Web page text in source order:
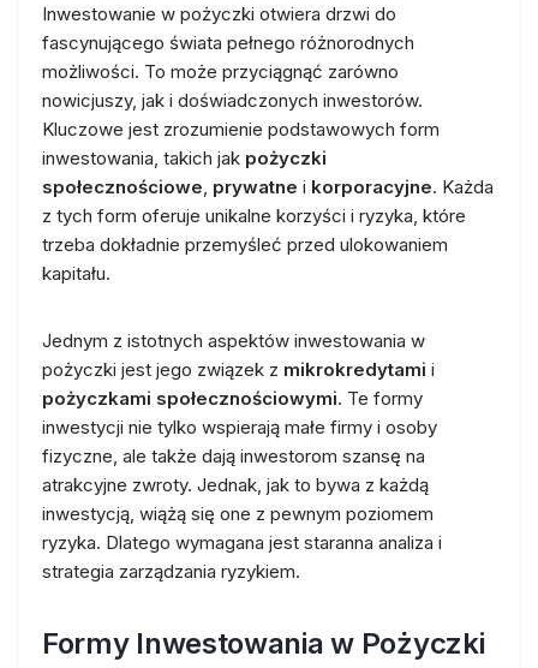
Inwestowanie w pożyczki otwiera drzwi do
fascynującego świata pełnego różnorodnych
możliwości. To może przyciągnąć zarówno
nowicjuszy, jak i doświadczonych inwestorów.
Kluczowe jest zrozumienie podstawowych form
inwestowania, takich jak pożyczki
społecznościowe, prywatne i korporacyjne. Każda
z tych form oferuje unikalne korzyści i ryzyka, które
trzeba dokładnie przemyśleć przed ulokowaniem
kapitału.
Jednym z istotnych aspektów inwestowania w
pożyczki jest jego związek z mikrokredytami i
pożyczkami społecznościowymi. Te formy
inwestycji nie tylko wspierają małe firmy i osoby
fizyczne, ale także dają inwestorom szansę na
atrakcyjne zwroty. Jednak, jak to bywa z każdą
inwestycją, wiążą się one z pewnym poziomem
ryzyka. Dlatego wymagana jest staranna analiza i
strategia zarządzania ryzykiem.
Formy Inwestowania w Pożyczki